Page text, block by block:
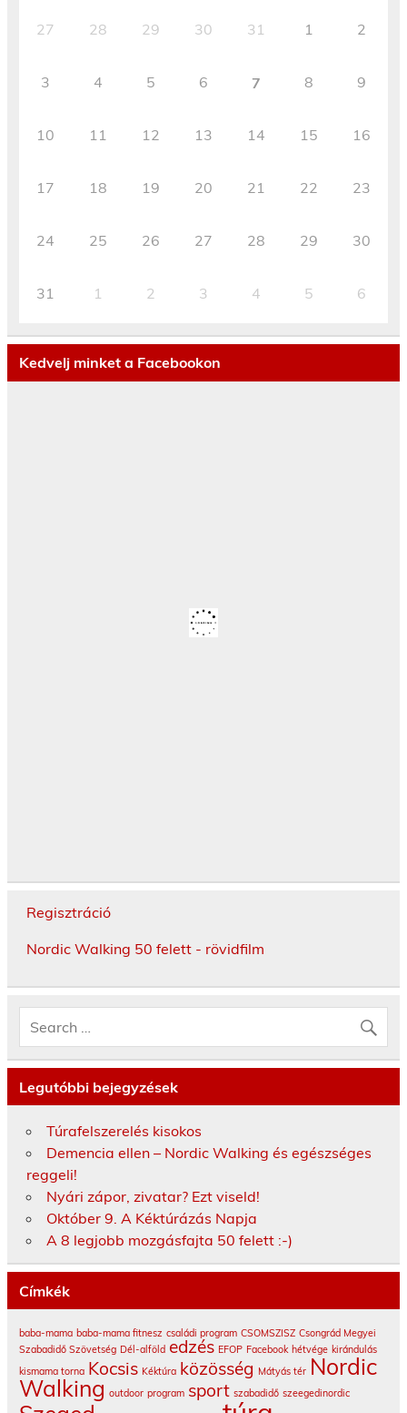
27 28 29 30 31 1 2
3 4 5 6 7 8 9
10 11 12 13 14 15 16
17 18 19 20 21 22 23
24 25 26 27 28 29 30
31 1 2 3 4 5 6
Kedvelj minket a Facebookon
Regisztráció
Nordic Walking 50 felett - rövidfilm
Legutóbbi bejegyzések
Túrafelszerelés kisokos
Demencia ellen – Nordic Walking és egészséges
reggeli!
Nyári zápor, zivatar? Ezt viseld!
Október 9. A Kéktúrázás Napja
A 8 legjobb mozgásfajta 50 felett :-)
Címkék
baba-mama baba-mama fitnesz családi program CSOMSZISZ Csongrád Megyei
Szabadidő Szövetség Dél-alföld edzés EFOP Facebook hétvége kirándulás
kismama torna Kocsis Kéktúra közösség Mátyás tér Nordic
Walking outdoor program sport szabadidő szeegedinordic